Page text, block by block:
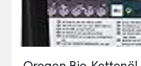
FLASCHE)